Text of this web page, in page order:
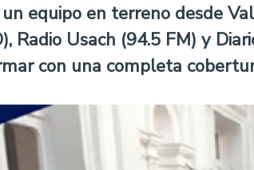
equipo en terreno desde
Radio Usach (94.5 FM) y
con una completa